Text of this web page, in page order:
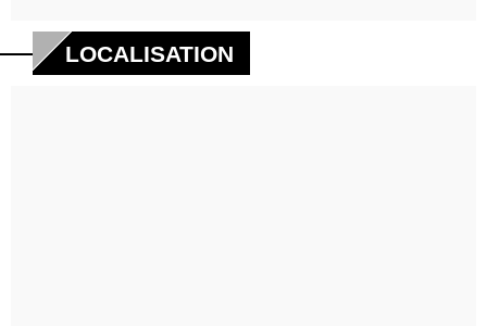
LOCALISATION